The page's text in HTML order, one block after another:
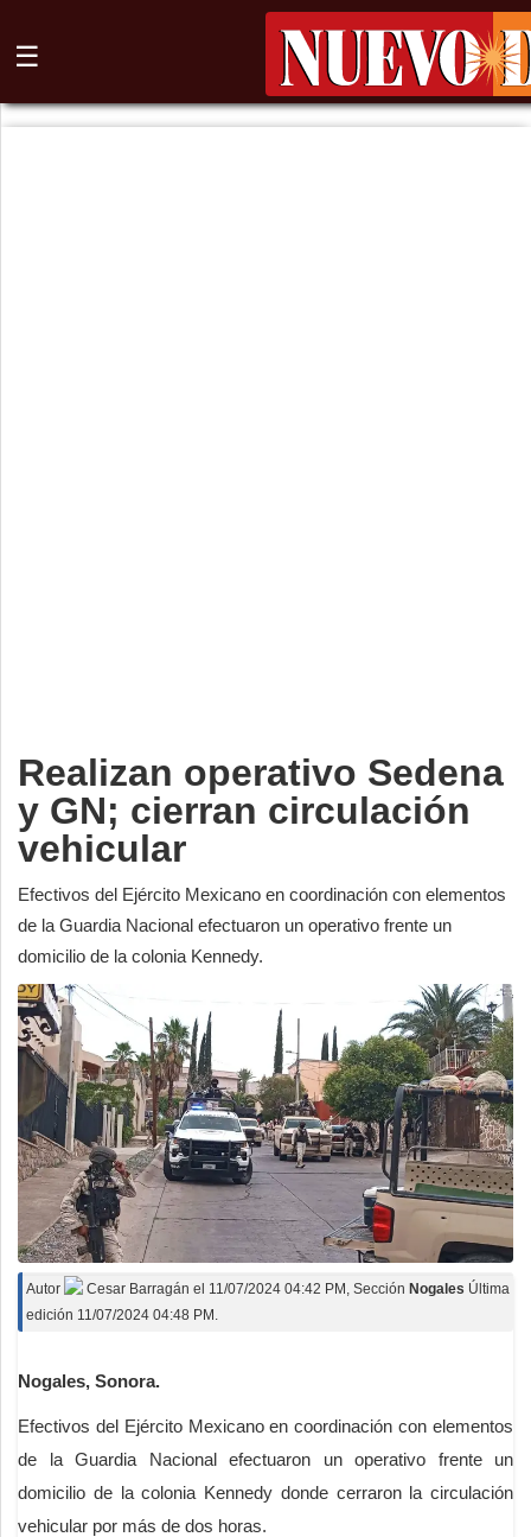
☰
⌕
Realizan operativo Sedena
y GN; cierran circulación
vehicular
Efectivos del Ejército Mexicano en coordinación con elementos
de la Guardia Nacional efectuaron un operativo frente un
domicilio de la colonia Kennedy.
Autor Cesar Barragán el 11/07/2024 04:42 PM , Sección Nogales Última
edición 11/07/2024 04:48 PM.
Nogales, Sonora.
Efectivos del Ejército Mexicano en coordinación con elementos
de la Guardia Nacional efectuaron un operativo frente un
domicilio de la colonia Kennedy donde cerraron la circulación
vehicular por más de dos horas.